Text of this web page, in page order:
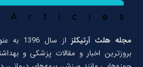
مجله هلث آرتیکلز
از
بروزترین اخبار و مقالات پزشکی و